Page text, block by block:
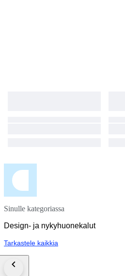
Sinulle kategoriassa
Design- ja nykyhuonekalut
Tarkastele kaikkia